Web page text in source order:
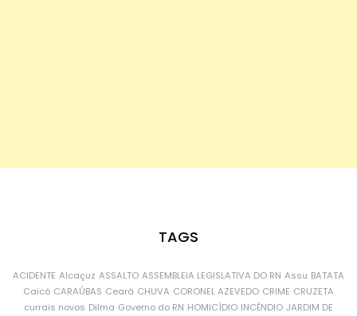
TAGS
ACIDENTE Alcaçuz ASSALTO ASSEMBLEIA LEGISLATIVA DO RN Assu BATATA
Caicó CARAÚBAS Ceará CHUVA CORONEL AZEVEDO CRIME CRUZETA
currais novos Dilma Governo do RN HOMICÍDIO INCÊNDIO JARDIM DE